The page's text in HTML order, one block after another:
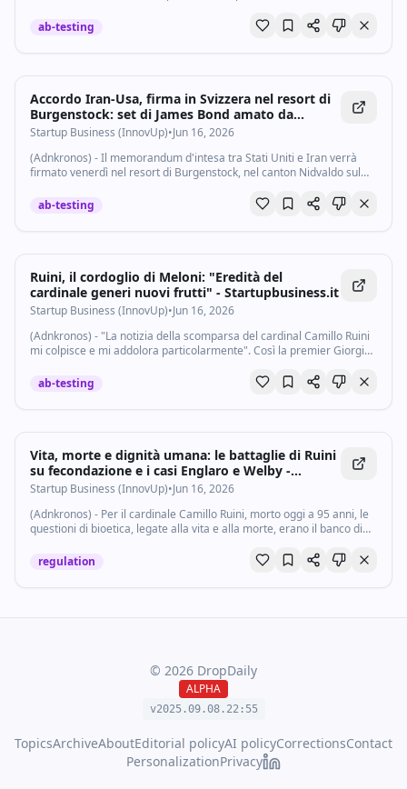
compattezza del fronte...
ab-testing
Accordo Iran-Usa, firma in Svizzera nel resort di
Burgenstock: set di James Bond amato da
Hepburn e Loren - Startupbusiness.it
Startup Business (InnovUp)•Jun 16, 2026
(Adnkronos) - Il memorandum d'intesa tra Stati Uniti e Iran verrà
firmato venerdì nel resort di Burgenstock, nel canton Nidvaldo sul
federale degli Affari...
ab-testing
Ruini, il cordoglio di Meloni: "Eredità del
cardinale generi nuovi frutti" - Startupbusiness.it
Startup Business (InnovUp)•Jun 16, 2026
(Adnkronos) - "La notizia della scomparsa del cardinal Camillo Ruini
mi colpisce e mi addolora particolarmente". Così la premier Giorgia
storico della Cei...
ab-testing
Vita, morte e dignità umana: le battaglie di Ruini
su fecondazione e i casi Englaro e Welby -
Startupbusiness.it
Startup Business (InnovUp)•Jun 16, 2026
(Adnkronos) - Per il cardinale Camillo Ruini, morto oggi a 95 anni, le
questioni di bioetica, legate alla vita e alla morte, erano il banco di
Chiesa...
regulation
© 2026 DropDaily
ALPHA
v2025.09.08. 22: 55
TopicsArchiveAboutEditorial policyAI policyCorrectionsContact
PersonalizationPrivacy